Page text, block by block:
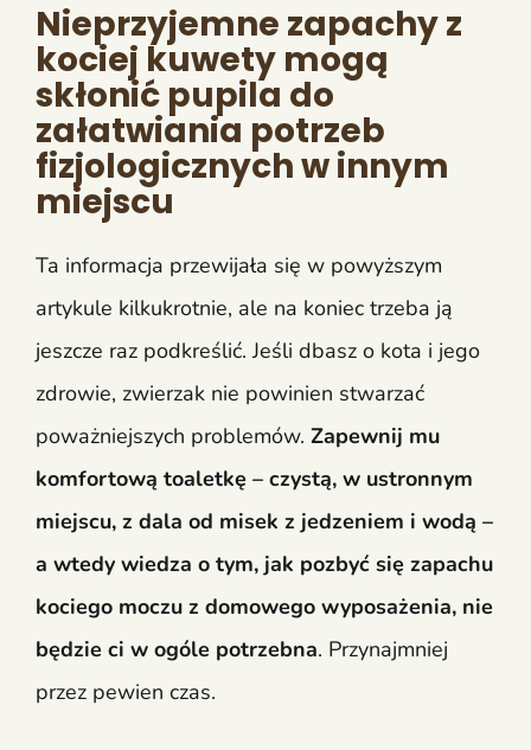
Nieprzyjemne zapachy z
kociej kuwety mogą
skłonić pupila do
załatwiania potrzeb
fizjologicznych w innym
miejscu
Ta informacja przewijała się w powyższym
artykule kilkukrotnie, ale na koniec trzeba ją
jeszcze raz podkreślić. Jeśli dbasz o kota i jego
zdrowie, zwierzak nie powinien stwarzać
poważniejszych problemów. Zapewnij mu
komfortową toaletkę – czystą, w ustronnym
miejscu, z dala od misek z jedzeniem i wodą –
a wtedy wiedza o tym, jak pozbyć się zapachu
kociego moczu z domowego wyposażenia, nie
będzie ci w ogóle potrzebna. Przynajmniej
przez pewien czas.